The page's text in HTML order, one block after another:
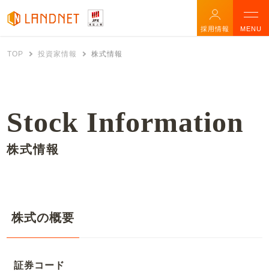
採用情報 MENU
TOP 投資家情報 株式情報
Stock Information
株式情報
株式の概要
証券コード